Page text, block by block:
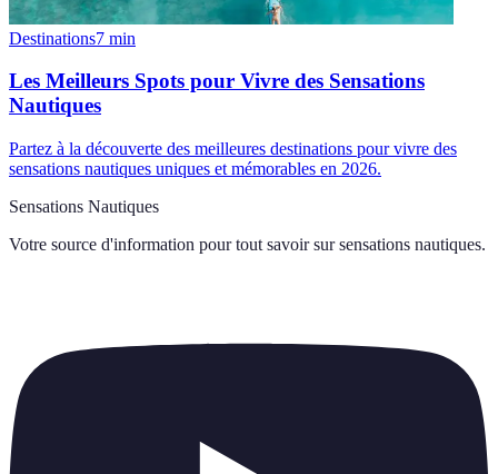
Destinations7 min
Les Meilleurs Spots pour Vivre des Sensations
Nautiques
Partez à la découverte des meilleures destinations pour vivre des
sensations nautiques uniques et mémorables en 2026.
Sensations Nautiques
Votre source d'information pour tout savoir sur sensations nautiques.